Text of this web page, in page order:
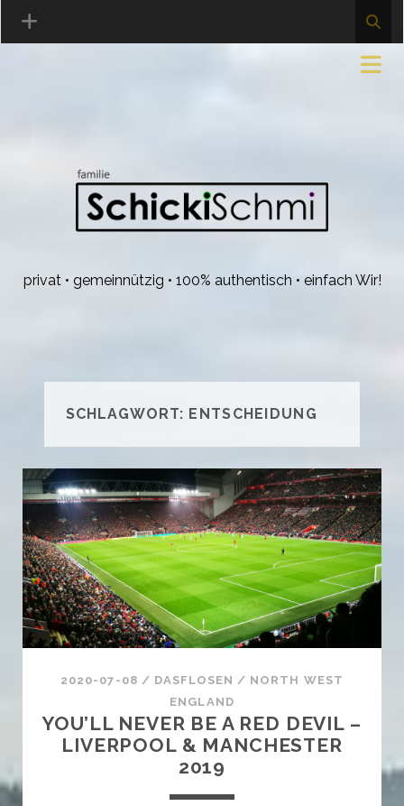
privat • gemeinnützig • 100% authentisch • einfach Wir!
SCHLAGWORT: ENTSCHEIDUNG
2020-07-08 / DASFLOSEN / NORTH WEST
ENGLAND
YOU’LL NEVER BE A RED DEVIL –
LIVERPOOL & MANCHESTER
2019